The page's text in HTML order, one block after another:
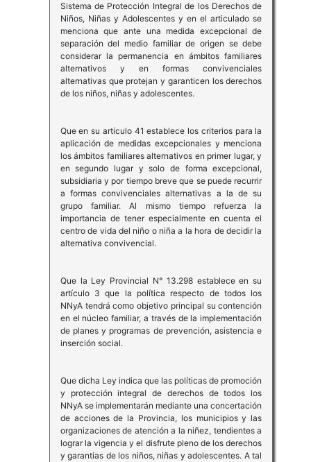
Sistema de Protección Integral de los Derechos de
Niños, Niñas y Adolescentes y en el articulado se
menciona que ante una medida excepcional de
separación del medio familiar de origen se debe
considerar la permanencia en ámbitos familiares
alternativos y en formas convivenciales
alternativas que protejan y garanticen los derechos
de los niños, niñas y adolescentes.
Que en su artículo 41 establece los criterios para la
aplicación de medidas excepcionales y menciona
los ámbitos familiares alternativos en primer lugar, y
en segundo lugar y solo de forma excepcional,
subsidiaria y por tiempo breve que se puede recurrir
a formas convivenciales alternativas a la de su
grupo familiar. Al mismo tiempo refuerza la
importancia de tener especialmente en cuenta el
centro de vida del niño o niña a la hora de decidir la
alternativa convivencial.
Que la Ley Provincial N° 13.298 establece en su
artículo 3 que la política respecto de todos los
NNyA tendrá como objetivo principal su contención
en el núcleo familiar, a través de la implementación
de planes y programas de prevención, asistencia e
inserción social.
Que dicha Ley indica que las políticas de promoción
y protección integral de derechos de todos los
NNyA se implementarán mediante una concertación
de acciones de la Provincia, los municipios y las
organizaciones de atención a la niñez, tendientes a
lograr la vigencia y el disfrute pleno de los derechos
y garantías de los niños, niñas y adolescentes. A tal